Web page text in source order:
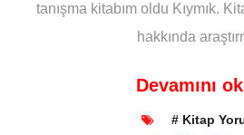
tanışma kitabım oldu Kıymık.
hakkında
Devamını
# Kitap